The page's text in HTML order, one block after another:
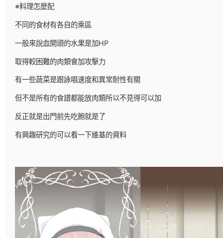
※料理怎麼配
不同的食材有各自的乘區
一般來說血開頭的水果是加HP
取得較困難的肉類會加攻擊力
有一些蔬菜是跟詠唱速度和異常耐性有關
但不是所有的食譜都能放肉類所以不見得可以加
反正就是出門前先吃飽就是了
有興趣研究的可以看一下維基的資料